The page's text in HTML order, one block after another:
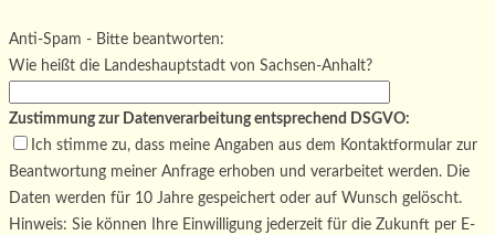
Bitte lasse dieses Feld leer.
Anti-Spam - Bitte beantworten:
Wie heißt die Landeshauptstadt von Sachsen-Anhalt?
Zustimmung zur Datenverarbeitung entsprechend DSGVO:
Ich stimme zu, dass meine Angaben aus dem Kontaktformular zur
Beantwortung meiner Anfrage erhoben und verarbeitet werden. Die
Daten werden für 10 Jahre gespeichert oder auf Wunsch gelöscht.
Hinweis: Sie können Ihre Einwilligung jederzeit für die Zukunft per E-